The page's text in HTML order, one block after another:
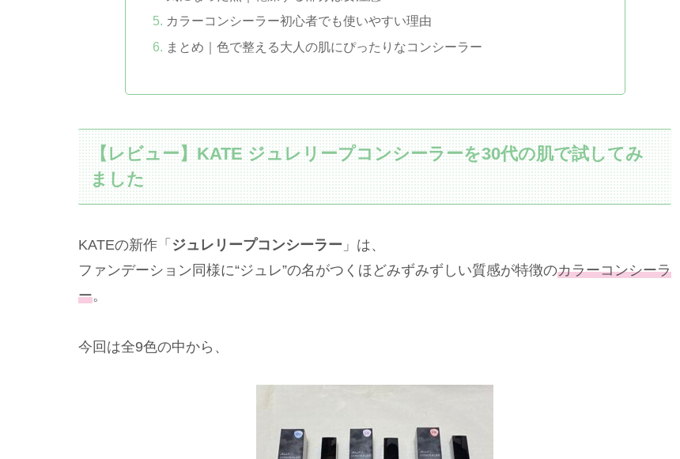
カラーコンシーラー初心者でも使いやすい理由
まとめ｜色で整える大人の肌にぴったりなコンシーラー
【レビュー】KATE ジュレリープコンシーラーを30代の肌で試してみ
ました
KATEの新作「 ジュレリープコンシーラー 」は、
ファンデーション同様に“ジュレ”の名がつくほどみずみずしい質感が特徴のカラーコンシーラ
ー。
今回は全9色の中から、